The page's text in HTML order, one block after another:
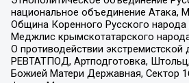
национальное объединение Атака,
Община Коренного Русского народа
Меджлис крымскотатарского
О противодействии экстремистской
РЕВТАТПОД, Артподготовка,
Божией Матери Державная, Сектор